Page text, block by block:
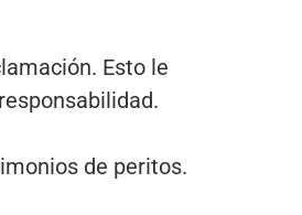
Esto le
de peritos.